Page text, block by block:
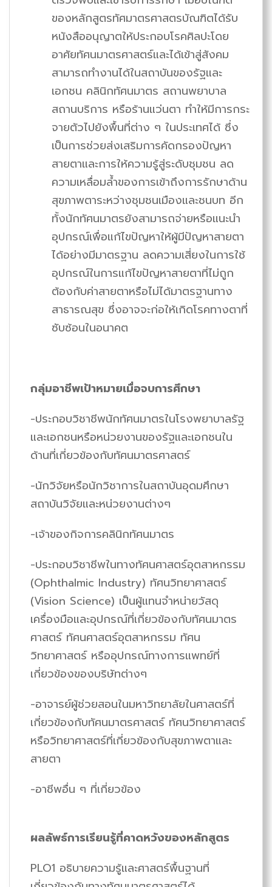
ของหลักสูตรทัศมาตรศาสตรบัณฑิตได้รับ
หนังสืออนุญาตให้ประกอบโรคศิลปะโดย
อาศัยทัศนมาตรศาสตร์และได้เข้าสู่สังคม
สามารถทำงานได้ในสถาบันของรัฐและ
เอกชน คลินิกทัศนมาตร สถานพยาบาล
สถานบริการ หรือร้านแว่นตา ทำให้มีการกระ
จายตัวไปยังพื้นที่ต่าง ๆ ในประเทศได้ ซึ่ง
เป็นการช่วยส่งเสริมการคัดกรองปัญหา
สายตาและการให้ความรู้สู่ระดับชุมชน ลด
ความเหลื่อมล้ำของการเข้าถึงการรักษาด้าน
สุขภาพตาระหว่างชุมชนเมืองและชนบท อีก
ทั้งนักทัศนมาตรยังสามารถจ่ายหรือแนะนำ
อุปกรณ์เพื่อแก้ไขปัญหาให้ผู้มีปัญหาสายตา
ได้อย่างมีมาตรฐาน ลดความเสี่ยงในการใช้
อุปกรณ์ในการแก้ไขปัญหาสายตาที่ไม่ถูก
ต้องกับค่าสายตาหรือไม่ได้มาตรฐานทาง
สาธารณสุข ซึ่งอาจจะก่อให้เกิดโรคทางตาที่
ซับซ้อนในอนาคต
กลุ่มอาชีพเป้าหมายเมื่อจบการศึกษา
-ประกอบวิชาชีพนักทัศนมาตรในโรงพยาบาลรัฐ
และเอกชนหรือหน่วยงานของรัฐและเอกชนใน
ด้านที่เกี่ยวข้องกับทัศนมาตรศาสตร์
-นักวิจัยหรือนักวิชาการในสถาบันอุดมศึกษา
สถาบันวิจัยและหน่วยงานต่างๆ
-เจ้าของกิจการคลินิกทัศนมาตร
-ประกอบวิชาชีพในทางทัศนศาสตร์อุตสาหกรรม
(Ophthalmic Industry) ทัศนวิทยาศาสตร์
(Vision Science) เป็นผู้แทนจำหน่ายวัสดุ
เครื่องมือและอุปกรณ์ที่เกี่ยวข้องกับทัศนมาตร
ศาสตร์ ทัศนศาสตร์อุตสาหกรรม ทัศน
วิทยาศาสตร์ หรืออุปกรณ์ทางการแพทย์ที่
เกี่ยวข้องของบริษัทต่างๆ
-อาจารย์ผู้ช่วยสอนในมหาวิทยาลัยในศาสตร์ที่
เกี่ยวข้องกับทัศนมาตรศาสตร์ ทัศนวิทยาศาสตร์
หรือวิทยาศาสตร์ที่เกี่ยวข้องกับสุขภาพตาและ
สายตา
-อาชีพอื่น ๆ ที่เกี่ยวข้อง
ผลลัพธ์การเรียนรู้ที่คาดหวังของหลักสูตร
PLO1 อธิบายความรู้และศาสตร์พื้นฐานที่